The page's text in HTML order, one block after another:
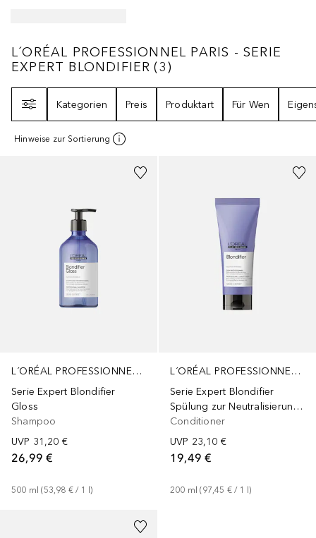
L´ORÉAL PROFESSIONNEL PARIS - SERIE
L´ORÉAL PROFESSIONNEL PARIS - SERIE
EXPERT BLONDIFIER (3)
Kategorien
Preis Produktart Für Wen
Hinweise zur Sortierung
L´ORÉAL PROFESSIONNEL PARIS
Serie Expert Blondifier
Gloss
Shampoo
UVP 31,20 €
26,99 €
500 ml (53,98 € / 1 l)
Größe
L´ORÉAL PROFESSIONNEL PARIS
Serie Expert Blondifier
Spülung zur Neutralisierung gelblicher Farbtöne
Conditioner
UVP 23,10 €
19,49 €
200 ml (97,45 € / 1 l)